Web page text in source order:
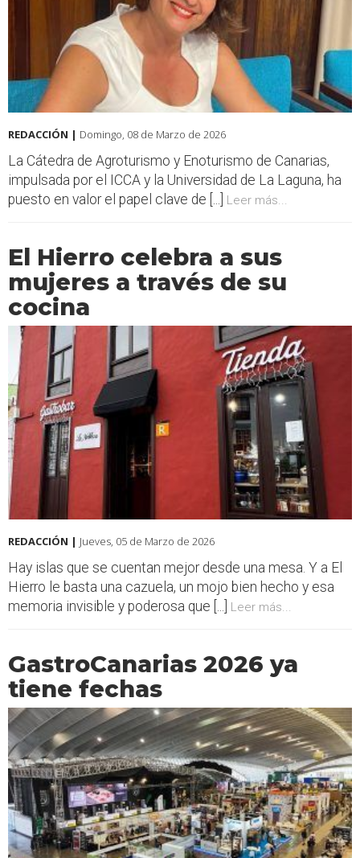
REDACCIÓN | Domingo, 08 de Marzo de 2026
La Cátedra de Agroturismo y Enoturismo de Canarias,
impulsada por el ICCA y la Universidad de La Laguna, ha
puesto en valor el papel clave de [...] Leer más...
El Hierro celebra a sus
mujeres a través de su
cocina
REDACCIÓN | Jueves, 05 de Marzo de 2026
Hay islas que se cuentan mejor desde una mesa. Y a El
Hierro le basta una cazuela, un mojo bien hecho y esa
memoria invisible y poderosa que [...] Leer más...
GastroCanarias 2026 ya
tiene fechas